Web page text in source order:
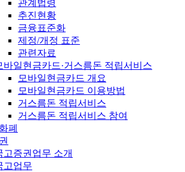
관계법령
추진현황
금융표준화
제정/개정 표준
관련자료
바일현금카드·거스름돈 적립서비스
모바일현금카드 개요
모바일현금카드 이용방법
거스름돈 적립서비스
거스름돈 적립서비스 참여
폐
고증권업무 소개
고업무